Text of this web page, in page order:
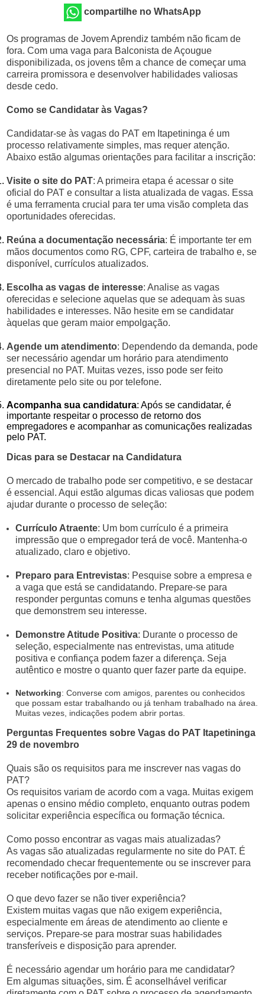
compartilhe no WhatsApp
Os programas de Jovem Aprendiz também não ficam de
fora. Com uma vaga para Balconista de Açougue
disponibilizada, os jovens têm a chance de começar uma
carreira promissora e desenvolver habilidades valiosas
desde cedo.
Como se Candidatar às Vagas?
Candidatar-se às vagas do PAT em Itapetininga é um
processo relativamente simples, mas requer atenção.
Abaixo estão algumas orientações para facilitar a inscrição:
Visite o site do PAT: A primeira etapa é acessar o site
oficial do PAT e consultar a lista atualizada de vagas. Essa
é uma ferramenta crucial para ter uma visão completa das
oportunidades oferecidas.
Reúna a documentação necessária: É importante ter em
mãos documentos como RG, CPF, carteira de trabalho e, se
disponível, currículos atualizados.
Escolha as vagas de interesse: Analise as vagas
oferecidas e selecione aquelas que se adequam às suas
habilidades e interesses. Não hesite em se candidatar
àquelas que geram maior empolgação.
Agende um atendimento: Dependendo da demanda, pode
ser necessário agendar um horário para atendimento
presencial no PAT. Muitas vezes, isso pode ser feito
diretamente pelo site ou por telefone.
Acompanha sua candidatura: Após se candidatar, é
importante respeitar o processo de retorno dos
empregadores e acompanhar as comunicações realizadas
pelo PAT.
Dicas para se Destacar na Candidatura
O mercado de trabalho pode ser competitivo, e se destacar
é essencial. Aqui estão algumas dicas valiosas que podem
ajudar durante o processo de seleção:
Currículo Atraente: Um bom currículo é a primeira
impressão que o empregador terá de você. Mantenha-o
atualizado, claro e objetivo.
Preparo para Entrevistas: Pesquise sobre a empresa e
a vaga que está se candidatando. Prepare-se para
responder perguntas comuns e tenha algumas questões
que demonstrem seu interesse.
Demonstre Atitude Positiva: Durante o processo de
seleção, especialmente nas entrevistas, uma atitude
positiva e confiança podem fazer a diferença. Seja
autêntico e mostre o quanto quer fazer parte da equipe.
Networking: Converse com amigos, parentes ou conhecidos
que possam estar trabalhando ou já tenham trabalhado na área.
Muitas vezes, indicações podem abrir portas.
Perguntas Frequentes sobre Vagas do PAT Itapetininga
29 de novembro
Quais são os requisitos para me inscrever nas vagas do
PAT?
Os requisitos variam de acordo com a vaga. Muitas exigem
apenas o ensino médio completo, enquanto outras podem
solicitar experiência específica ou formação técnica.
Como posso encontrar as vagas mais atualizadas?
As vagas são atualizadas regularmente no site do PAT. É
recomendado checar frequentemente ou se inscrever para
receber notificações por e-mail.
O que devo fazer se não tiver experiência?
Existem muitas vagas que não exigem experiência,
especialmente em áreas de atendimento ao cliente e
serviços. Prepare-se para mostrar suas habilidades
transferíveis e disposição para aprender.
É necessário agendar um horário para me candidatar?
Em algumas situações, sim. É aconselhável verificar